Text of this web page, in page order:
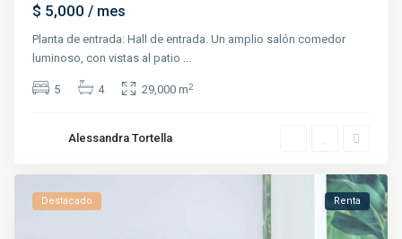
$ 5,000/ mes
Planta de entrada: Hall de entrada. Un amplio salón comedor
luminoso, con vistas al patio ...
5 4 29,000 m2
Alessandra Tortella
Destacado Renta